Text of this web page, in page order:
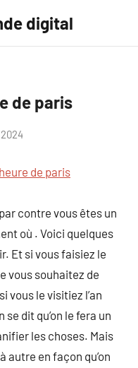
digital
de paris
heure de paris
contre vous êtes un
où . Voici quelques
Et si vous faisiez le
vous souhaitez de
vous le visitiez l’an
dit qu’on le fera un
les choses. Mais
autre en façon qu’on